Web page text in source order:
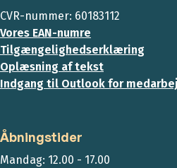
CVR-nummer: 60183112
Vores EAN-numre
Tilgængelighedserklæring
Oplæsning af tekst
Indgang til Outlook for
Åbningstider
Mandag: 12.00 - 17.00